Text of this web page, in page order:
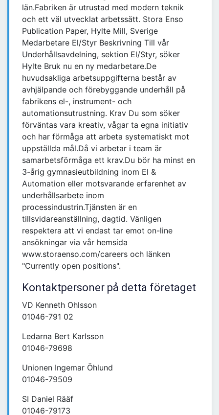
län.Fabriken är utrustad med modern teknik
och ett väl utvecklat arbetssätt. Stora Enso
Publication Paper, Hylte Mill, Sverige
Medarbetare El/Styr Beskrivning Till vår
Underhållsavdelning, sektion El/Styr, söker
Hylte Bruk nu en ny medarbetare.De
huvudsakliga arbetsuppgifterna består av
avhjälpande och förebyggande underhåll på
fabrikens el-, instrument- och
automationsutrustning. Krav Du som söker
förväntas vara kreativ, vågar ta egna initiativ
och har förmåga att arbeta systematiskt mot
uppställda mål.Då vi arbetar i team är
samarbetsförmåga ett krav.Du bör ha minst en
3-årig gymnasieutbildning inom El &
Automation eller motsvarande erfarenhet av
underhållsarbete inom
processindustrin.Tjänsten är en
tillsvidareanställning, dagtid. Vänligen
respektera att vi endast tar emot on-line
ansökningar via vår hemsida
www.storaenso.com/careers och länken
"Currently open positions".
Kontaktpersoner på detta företaget
VD Kenneth Ohlsson
01046-791 02
Ledarna Bert Karlsson
01046-79698
Unionen Ingemar Öhlund
01046-79509
SI Daniel Rääf
01046-79173